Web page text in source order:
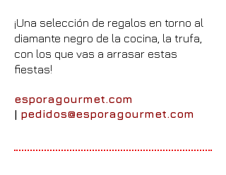
¡Una selección de regalos en torno al
diamante negro de la cocina, la trufa,
con los que vas a arrasar estas
fiestas!
esporagourmet.com
| pedidos@esporagourmet.com